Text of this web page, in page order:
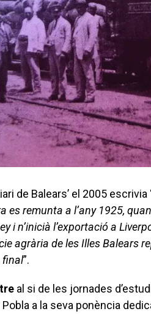
de Balears’ el 2005 escrivia
es remunta a l’any 1925,
i n’inicià l’exportació a
agrària de les Illes Balears
final”.
al si de les jornades
a la seva ponència